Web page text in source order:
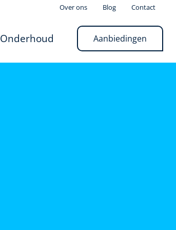
Over ons Blog Contact
Onderhoud Aanbiedingen